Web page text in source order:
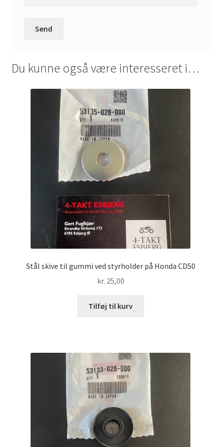
Du kunne også være interesseret i…
Stål skive til gummi ved styrholder på Honda CD50
kr. 25,00
Tilføj til kurv